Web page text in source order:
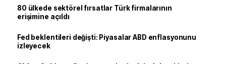
80 ülkede sektörel fırsatlar Türk firmalarının
erişimine açıldı
Fed beklentileri değişti: Piyasalar ABD enflasyonunu
izleyecek